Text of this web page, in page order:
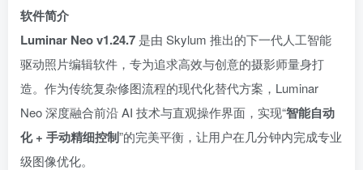
软件简介
Luminar Neo v1.24.7 是由 Skylum 推出的下一代人工智能
驱动照片编辑软件，专为追求高效与创意的摄影师量身打
造。作为传统复杂修图流程的现代化替代方案，Luminar
Neo 深度融合前沿 AI 技术与直观操作界面，实现“智能自动
化 + 手动精细控制”的完美平衡，让用户在几分钟内完成专业
级图像优化。